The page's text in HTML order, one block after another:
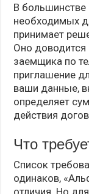
В большинстве
необходимых
принимает
Оно доводится
заемщика по
приглашение
ваши данные,
определяет
действия
Что
Список
одинаков,
отличия. Но